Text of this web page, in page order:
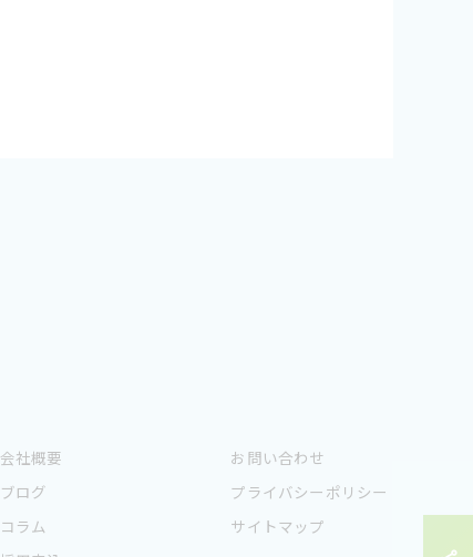
会社概要
ブログ
コラム
お問い合わせ
プライバシーポリシー
サイトマップ